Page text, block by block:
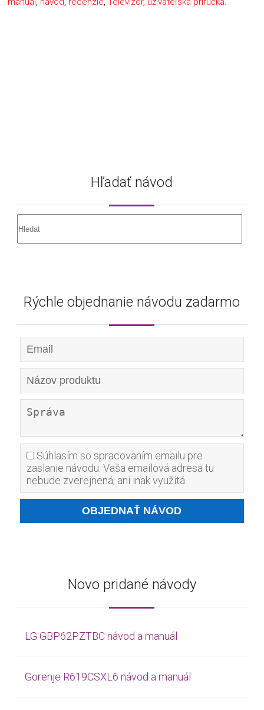
Hľadať návod
Rýchle objednanie návodu zadarmo
Súhlasím so spracovaním emailu pre
zaslanie návodu. Vaša emailová adresa tu
nebude zverejnená, ani inak využitá.
Novo pridané návody
LG GBP62PZTBC návod a manuál
Gorenje R619CSXL6 návod a manuál